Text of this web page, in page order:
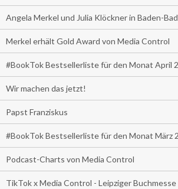
Angela Merkel und Julia Klöckner in Baden-
Merkel erhält Gold Award von Media Control
#BookTok Bestsellerliste für den Monat April
Wir machen das jetzt!
Papst Franziskus
#BookTok Bestsellerliste für den Monat März
Podcast-Charts von Media Control
TikTok x Media Control - Leipziger Buchmesse